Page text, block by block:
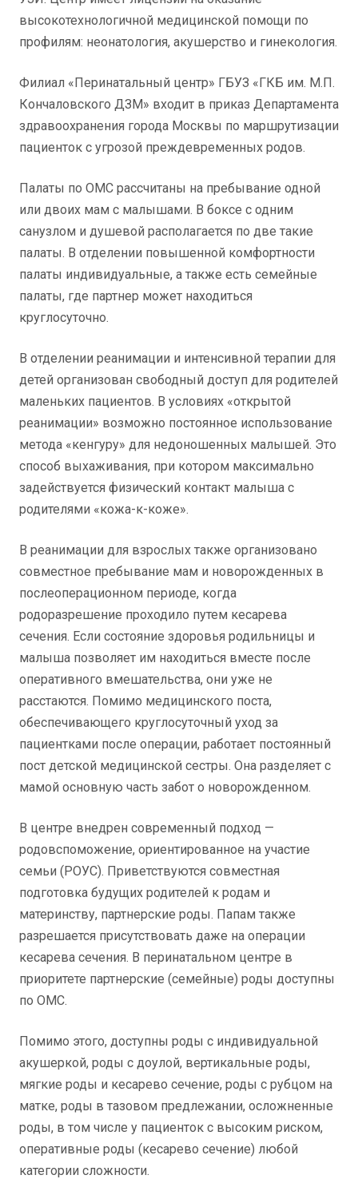
высокотехнологичной медицинской помощи по
профилям: неонатология, акушерство и гинекология.
Филиал «Перинатальный центр» ГБУЗ «ГКБ им. М.П.
Кончаловского ДЗМ» входит в приказ Департамента
здравоохранения города Москвы по маршрутизации
пациенток с угрозой преждевременных родов.
Палаты по ОМС рассчитаны на пребывание одной
или двоих мам с малышами. В боксе с одним
санузлом и душевой располагается по две такие
палаты. В отделении повышенной комфортности
палаты индивидуальные, а также есть семейные
палаты, где партнер может находиться
круглосуточно.
В отделении реанимации и интенсивной терапии для
детей организован свободный доступ для родителей
маленьких пациентов. В условиях «открытой
реанимации» возможно постоянное использование
метода «кенгуру» для недоношенных малышей. Это
способ выхаживания, при котором максимально
задействуется физический контакт малыша с
родителями «кожа-к-коже».
В реанимации для взрослых также организовано
совместное пребывание мам и новорожденных в
послеоперационном периоде, когда
родоразрешение проходило путем кесарева
сечения. Если состояние здоровья родильницы и
малыша позволяет им находиться вместе после
оперативного вмешательства, они уже не
расстаются. Помимо медицинского поста,
обеспечивающего круглосуточный уход за
пациентками после операции, работает постоянный
пост детской медицинской сестры. Она разделяет с
мамой основную часть забот о новорожденном.
В центре внедрен современный подход —
родовспоможение, ориентированное на участие
семьи (РОУС). Приветствуются совместная
подготовка будущих родителей к родам и
материнству, партнерские роды. Папам также
разрешается присутствовать даже на операции
кесарева сечения. В перинатальном центре в
приоритете партнерские (семейные) роды доступны
по ОМС.
Помимо этого, доступны роды с индивидуальной
акушеркой, роды с доулой, вертикальные роды,
мягкие роды и кесарево сечение, роды с рубцом на
матке, роды в тазовом предлежании, осложненные
роды, в том числе у пациенток с высоким риском,
оперативные роды (кесарево сечение) любой
категории сложности.